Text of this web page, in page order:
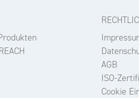
AGB
ISO-
Cookie